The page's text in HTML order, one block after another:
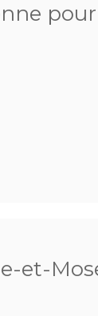
et-